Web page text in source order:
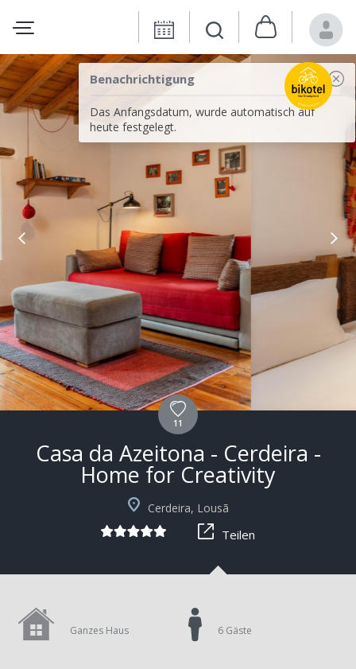
Benachrichtigung
Das Anfangsdatum, wurde automatisch auf
heute festgelegt.
11
Casa da Azeitona - Cerdeira -
Home for Creativity
Cerdeira, Lousã
Teilen
Ganzes Haus 6 Gäste